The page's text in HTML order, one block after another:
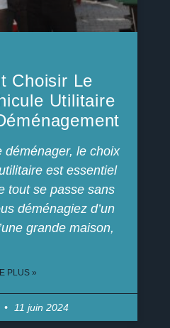
Choisir Le
Utilitaire
déménager, le choix
est essentiel
tout se passe sans
déménagiez d’un
grande maison,
PLUS »
11 juin 2024